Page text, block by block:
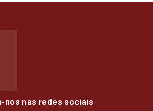
nos nas redes sociais